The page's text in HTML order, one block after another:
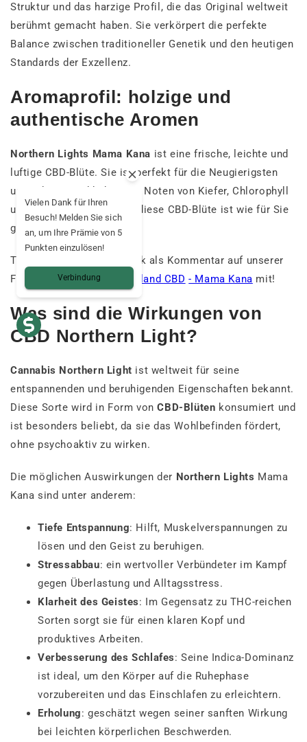
Struktur und das harzige Profil, die das Original weltweit
berühmt gemacht haben. Sie verkörpert die perfekte
Balance zwischen traditioneller Genetik und den heutigen
Standards der Exzellenz.
Aromaprofil: holzige und
authentische Aromen
Northern Lights Mama Kana ist eine frische, leichte und
luftige CBD-Blüte. Sie ist perfekt für die Neugierigsten
unter Ihnen. Liebhaber von Noten von Kiefer, Chlorophyll
und frischem Eukalyptus, diese CBD-Blüte ist wie für Sie
gemacht.
Teilen Sie uns Ihr Feedback als Kommentar auf unserer
Facebook-GruppeDeutschland CBD - Mama Kana mit!
Was sind die Wirkungen von
CBD Northern Light?
Cannabis Northern Light ist weltweit für seine
entspannenden und beruhigenden Eigenschaften bekannt.
Diese Sorte wird in Form vonCBD-Blüten konsumiert und
ist besonders beliebt, da sie das Wohlbefinden fördert,
ohne psychoaktiv zu wirken.
Die möglichen Auswirkungen der Northern Lights Mama
Kana sind unter anderem:
Tiefe Entspannung: Hilft, Muskelverspannungen zu
lösen und den Geist zu beruhigen.
Stressabbau: ein wertvoller Verbündeter im Kampf
gegen Überlastung und Alltagsstress.
Klarheit des Geistes: Im Gegensatz zu THC-reichen
Sorten sorgt sie für einen klaren Kopf und
produktives Arbeiten.
Verbesserung des Schlafes: Seine Indica-Dominanz
ist ideal, um den Körper auf die Ruhephase
vorzubereiten und das Einschlafen zu erleichtern.
Erholung: geschätzt wegen seiner sanften Wirkung
bei leichten körperlichen Beschwerden.
Vielen Dank für Ihren
Besuch! Melden Sie sich
an, um Ihre Prämie von 5
Punkten einzulösen!
Verbindung